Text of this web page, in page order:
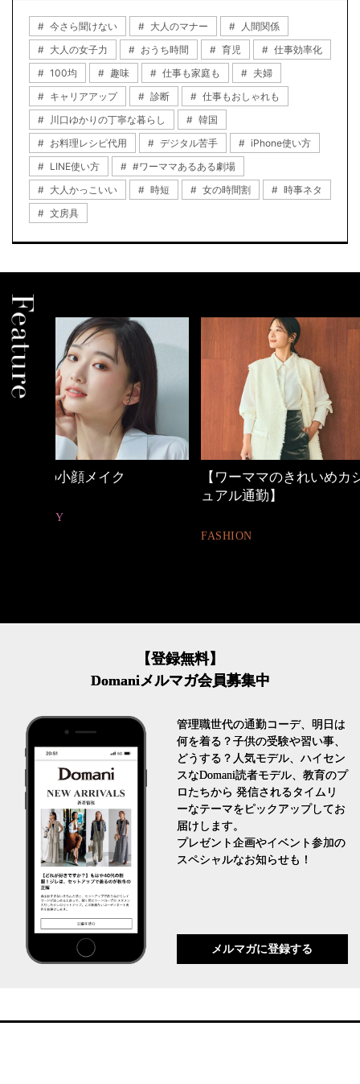
今さら聞けない 大人のマナー
人間関係
大人の女子力
おうち時間 育児
仕事効率化
100均
趣味 仕事も家庭も
夫婦
キャリアアップ
診断
仕事もおしゃれも
川口ゆかりの丁寧な暮らし
韓国
お料理レシピ代用
デジタル苦手
iPhone使い方
LINE使い方
#ワーママあるある劇場
大人かっこいい
時短 女の時間割
時事ネタ
文房具
【ワーママのきれいめカジ
優木まおみさん「
割。」
LIFESTYLE
【登録無料】
Domaniメルマガ会員募集中
管理職世代の通勤コーデ、明日は
何を着る？子供の受験や習い事、
どうする？人気モデル、ハイセン
スなDomani読者モデル、教育のプ
ロたちから 発信されるタイムリ
ーなテーマをピックアップしてお
届けします。
プレゼント企画やイベント参加の
スペシャルなお知らせも！
メルマガに登録する